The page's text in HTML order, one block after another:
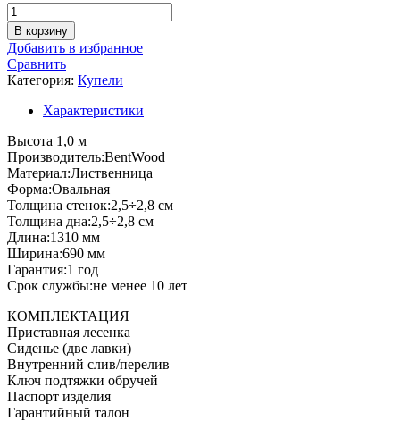
Количество
товара
Купель
Овальная
Bentwood
из
морёной
лиственницы
рустик
0,69Х1,31
В корзину
Добавить в избранное
Сравнить
Категория: Купели
Характеристики
Высота 1,0 м
Производитель:BentWood
Материал:Лиственница
Форма:Овальная
Толщина стенок:2,5÷2,8 см
Толщина дна:2,5÷2,8 см
Длина:1310 мм
Ширина:690 мм
Гарантия:1 год
Срок службы:не менее 10 лет
КОМПЛЕКТАЦИЯ
Приставная лесенка
Сиденье (две лавки)
Внутренний слив/перелив
Ключ подтяжки обручей
Паспорт изделия
Гарантийный талон